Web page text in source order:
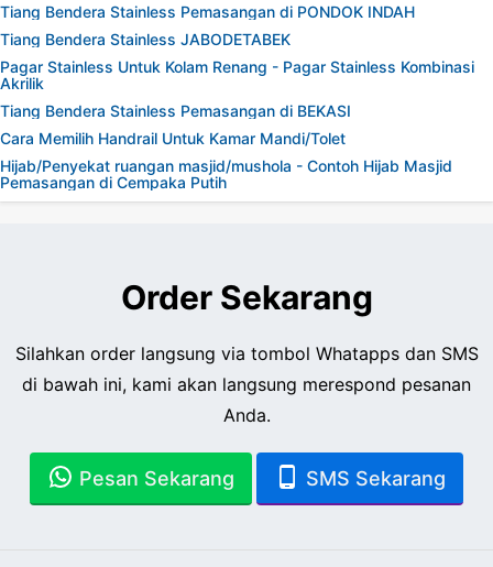
Tiang Bendera Stainless Pemasangan di PONDOK INDAH
Tiang Bendera Stainless JABODETABEK
Pagar Stainless Untuk Kolam Renang - Pagar Stainless Kombinasi
Akrilik
Tiang Bendera Stainless Pemasangan di BEKASI
Cara Memilih Handrail Untuk Kamar Mandi/Tolet
Hijab/Penyekat ruangan masjid/mushola - Contoh Hijab Masjid
Pemasangan di Cempaka Putih
Order Sekarang
Silahkan order langsung via tombol Whatapps dan SMS
di bawah ini, kami akan langsung merespond pesanan
Anda.
Pesan Sekarang SMS Sekarang